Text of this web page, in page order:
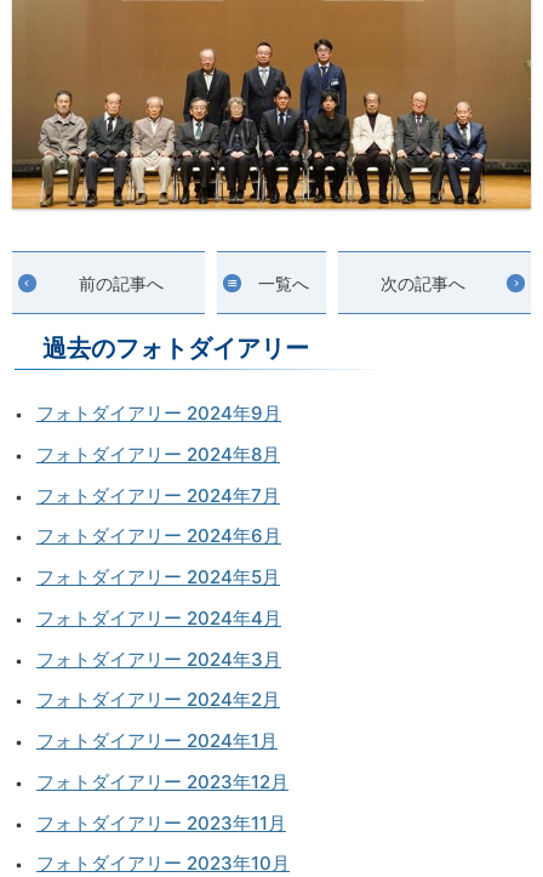
前の記事へ 一覧へ 次の記事へ
過去のフォトダイアリー
フォトダイアリー 2024年9月
フォトダイアリー 2024年8月
フォトダイアリー 2024年7月
フォトダイアリー 2024年6月
フォトダイアリー 2024年5月
フォトダイアリー 2024年4月
フォトダイアリー 2024年3月
フォトダイアリー 2024年2月
フォトダイアリー 2024年1月
フォトダイアリー 2023年12月
フォトダイアリー 2023年11月
フォトダイアリー 2023年10月